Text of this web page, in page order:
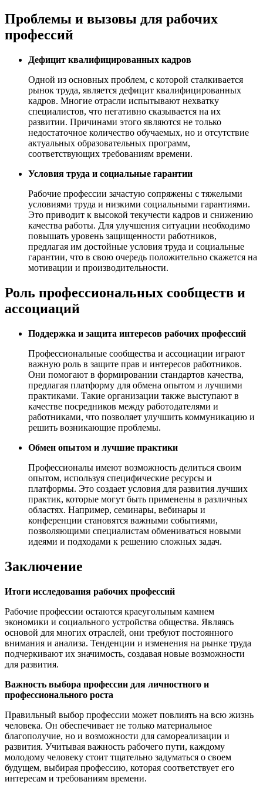
Проблемы и вызовы для рабочих
профессий
Дефицит квалифицированных кадров
Одной из основных проблем, с которой сталкивается
рынок труда, является дефицит квалифицированных
кадров. Многие отрасли испытывают нехватку
специалистов, что негативно сказывается на их
развитии. Причинами этого являются не только
недостаточное количество обучаемых, но и отсутствие
актуальных образовательных программ,
соответствующих требованиям времени.
Условия труда и социальные гарантии
Рабочие профессии зачастую сопряжены с тяжелыми
условиями труда и низкими социальными гарантиями.
Это приводит к высокой текучести кадров и снижению
качества работы. Для улучшения ситуации необходимо
повышать уровень защищенности работников,
предлагая им достойные условия труда и социальные
гарантии, что в свою очередь положительно скажется на
мотивации и производительности.
Роль профессиональных сообществ и
ассоциаций
Поддержка и защита интересов рабочих профессий
Профессиональные сообщества и ассоциации играют
важную роль в защите прав и интересов работников.
Они помогают в формировании стандартов качества,
предлагая платформу для обмена опытом и лучшими
практиками. Такие организации также выступают в
качестве посредников между работодателями и
работниками, что позволяет улучшить коммуникацию и
решить возникающие проблемы.
Обмен опытом и лучшие практики
Профессионалы имеют возможность делиться своим
опытом, используя специфические ресурсы и
платформы. Это создает условия для развития лучших
практик, которые могут быть применены в различных
областях. Например, семинары, вебинары и
конференции становятся важными событиями,
позволяющими специалистам обмениваться новыми
идеями и подходами к решению сложных задач.
Заключение
Итоги исследования рабочих профессий
Рабочие профессии остаются краеугольным камнем
экономики и социального устройства общества. Являясь
основой для многих отраслей, они требуют постоянного
внимания и анализа. Тенденции и изменения на рынке труда
подчеркивают их значимость, создавая новые возможности
для развития.
Важность выбора профессии для личностного и
профессионального роста
Правильный выбор профессии может повлиять на всю жизнь
человека. Он обеспечивает не только материальное
благополучие, но и возможности для самореализации и
развития. Учитывая важность рабочего пути, каждому
молодому человеку стоит тщательно задуматься о своем
будущем, выбирая профессию, которая соответствует его
интересам и требованиям времени.